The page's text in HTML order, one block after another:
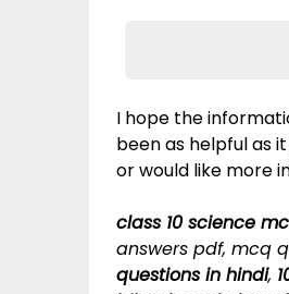
I hope the
been as helpful as
or would like more
class 10 science
answers pdf, mcq
questions in hindi,